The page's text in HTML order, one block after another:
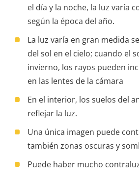
el día y la noche, la luz varía
según la época del año.
La luz varía en gran medida
del sol en el cielo; cuando el
invierno, los rayos pueden
en las lentes de la cámara
En el interior, los suelos del
reflejar la luz.
Una única imagen puede
también zonas oscuras y
Puede haber mucho